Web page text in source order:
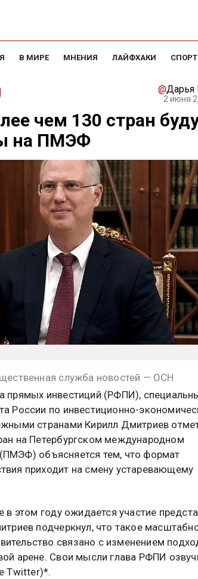
В МИРЕ МНЕНИЯ ЛАЙФХАКИ СПОРТ
@Дарья
2 июня
чем 130 стран
на ПМЭФ
служба новостей — ОСН
прямых инвестиций (РФПИ),
России по инвестиционно-
странами Кирилл Дмитриев
на Петербургском международном
объясняется тем, что формат
приходит на смену устаревающему
этом году ожидается участие
подчеркнул, что такое
связано с изменением
арене. Свои мысли глава РФПИ
Twitter)*.